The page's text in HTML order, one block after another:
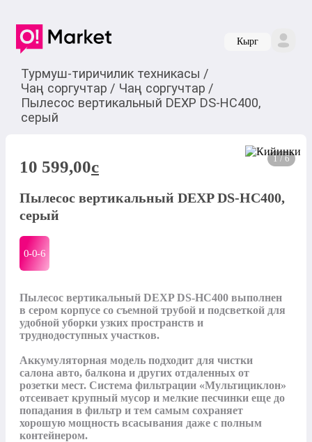
Кырг
Турмуш-тиричилик техникасы /
Чаң соргучтар / Чаң соргучтар /
Пылесос вертикальный DEXP DS-HC400,
серый
1 / 6
10 599,00c
Пылесос вертикальный DEXP DS-HC400,
серый
0-0-6
Пылесос вертикальный DEXP DS-HC400 выполнен
в сером корпусе со съемной трубой и подсветкой для
удобной уборки узких пространств и
труднодоступных участков.
Аккумуляторная модель подходит для чистки
салона авто, балкона и других отдаленных от
розетки мест. Система фильтрации «Мультициклон»
отсеивает крупный мусор и мелкие песчинки еще до
попадания в фильтр и тем самым сохраняет
хорошую мощность всасывания даже с полным
контейнером.